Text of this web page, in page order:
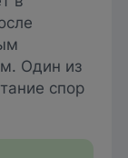
Один из
спор